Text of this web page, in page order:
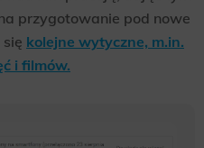
przygotowanie pod nowe
kolejne wytyczne, m.in.
i filmów.